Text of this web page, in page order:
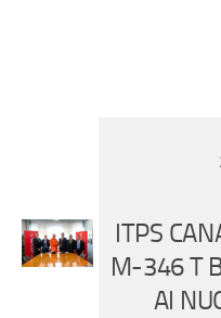
ITPS
M-346 T
AI